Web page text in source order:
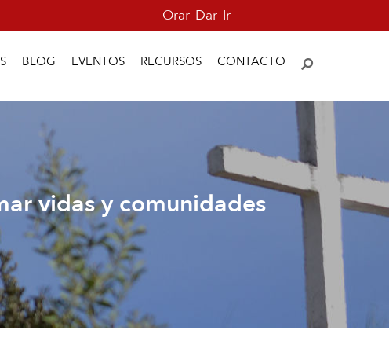
Orar Dar Ir
BLOG EVENTOS RECURSOS CONTACTO
vidas y comunidades